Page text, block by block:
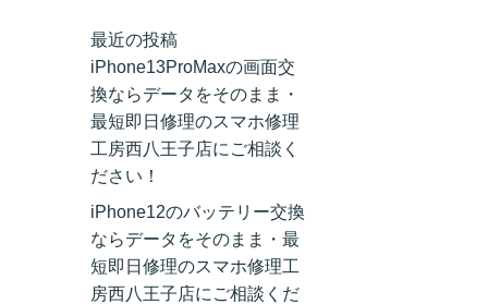
最近の投稿
iPhone13ProMaxの画面交
換ならデータをそのまま・
最短即日修理のスマホ修理
工房西八王子店にご相談く
ださい！
iPhone12のバッテリー交換
ならデータをそのまま・最
短即日修理のスマホ修理工
房西八王子店にご相談くだ